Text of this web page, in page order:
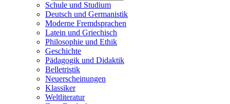
Schule und Studium
Deutsch und Germanistik
Moderne Fremdsprachen
Latein und Griechisch
Philosophie und Ethik
Geschichte
Pädagogik und Didaktik
Belletristik
Neuerscheinungen
Klassiker
Weltliteratur